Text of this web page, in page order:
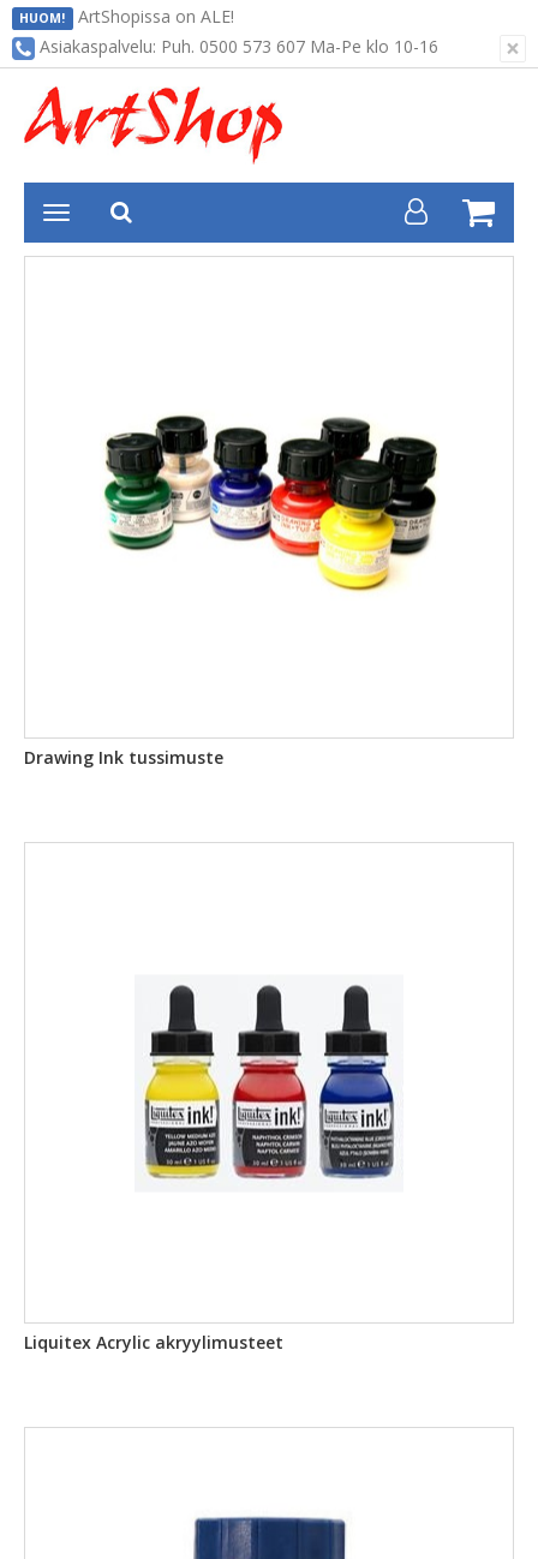
HUOM! ArtShopissa on ALE!
×
Asiakaspalvelu: Puh. 0500 573 607 Ma-Pe klo 10-16
Drawing Ink tussimuste
Liquitex Acrylic akryylimusteet